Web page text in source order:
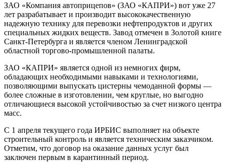
ЗАО «Компания автоприцепов» (ЗАО «КАПРИ») вот уже 27
лет разрабатывает и производит высококачественную
надежную технику для перевозки нефтепродуктов и других
специальных жидких веществ. Завод отмечен в Золотой книге
Санкт-Петербурга и является членом Ленинградской
областной торгово-промышленной палаты.
ЗАО «КАПРИ» является одной из немногих фирм,
обладающих необходимыми навыками и технологиями,
позволяющими выпускать цистерны чемоданной формы —
более сложные в изготовлении, чем круглые, но выгодно
отличающиеся высокой устойчивостью за счет низкого центра
масс.
С 1 апреля текущего года ИРБИС выполняет на объекте
строительный контроль и является техническим заказчиком.
Отметим, что договор на оказание данных услуг был
заключен первым в карантинный период.